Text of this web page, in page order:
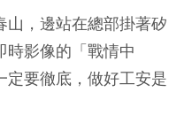
山，邊站在總部掛著矽
時影像的「戰情中
定要徹底，做好工安是